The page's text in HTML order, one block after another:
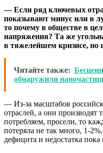
— Если ряд ключевых
показывают минус или в
то почему в обществе в
напряжения? Та же
в тяжелейшем кризисе, но
Читайте также:
обнаружили
— Из-за масштабов
отраслей, а они
потребляем, просели, то
потеряла не так много, 1-
дефицита и недостатка пока